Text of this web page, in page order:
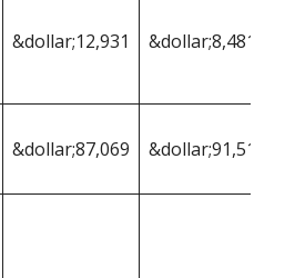
&dollar;12,931 &dollar;8,481
&dollar;87,069 &dollar;91,519